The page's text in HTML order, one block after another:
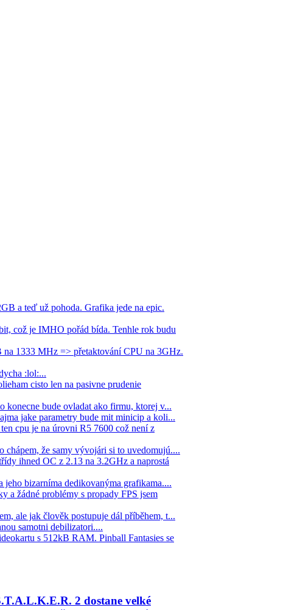
a teď už pohoda. Grafika jede na epic.
což je IMHO pořád bída. Tenhle rok budu
na 1333 MHz => přetaktování CPU na 3GHz.
:lol:...
cisto len na pasivne prudenie
konecne bude ovladat ako firmu, ktorej v...
jake parametry bude mit minicip a koli...
cpu je na úrovni R5 7600 což není z
chápem, že samy vývojári si to uvedomujú....
ihned OC z 2.13 na 3.2GHz a naprostá
bizarníma dedikovanýma grafikama....
a žádné problémy s propady FPS jsem
ale jak člověk postupuje dál příběhem, t...
samotni debilizatori....
s 512kB RAM. Pinball Fantasies se
2 dostane velké